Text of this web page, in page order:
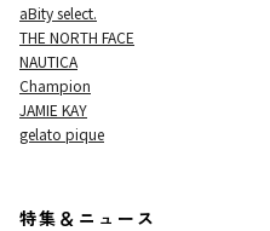
aBity select.
THE NORTH FACE
NAUTICA
Champion
JAMIE KAY
gelato pique
特集＆ニュース